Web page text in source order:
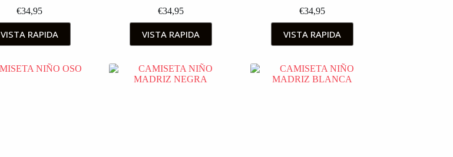
€34,95
VISTA RAPIDA
€34,95
VISTA RAPIDA
€34,95
VISTA RAPIDA